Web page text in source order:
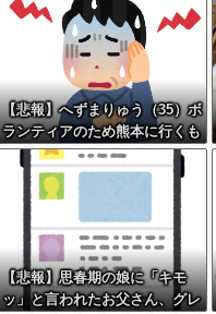
【悲報】へずまりゅう（35）ボ
ランティアのため熊本に行くも
体調不良で病院に行く
【悲報】思春期の娘に「キモ
ッ」と言われたお父さん、グレ